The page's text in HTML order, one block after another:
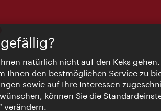
natürlich nicht auf den Keks
Ihnen den bestmöglichen Service zu
sowie auf Ihre Interessen
können Sie die
verändern.